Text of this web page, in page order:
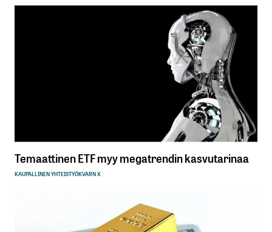
Temaattinen ETF myy megatrendin kasvutarinaa
KAUPALLINEN YHTEISTYÖKVARN X